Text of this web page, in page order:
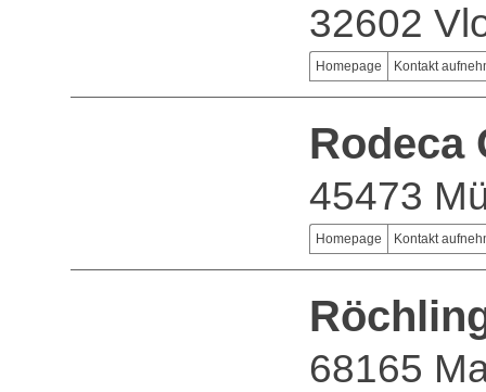
32602
Homepage Kontakt
Rodeca
45473
Homepage Kontakt
68165